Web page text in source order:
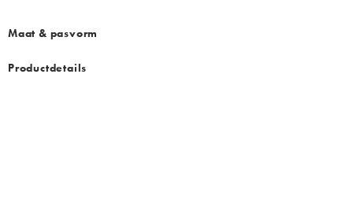
Maat & pasvorm
Productdetails